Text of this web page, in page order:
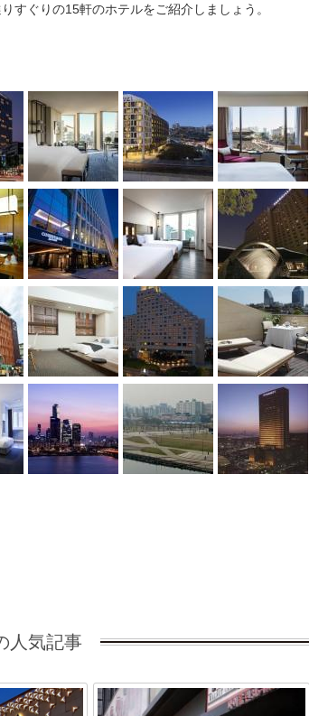
すぐりの15軒のホテルをご紹介しましょう。
人気記事